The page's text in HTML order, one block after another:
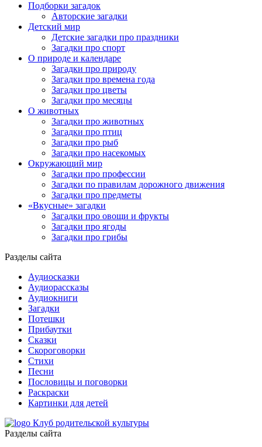
Подборки загадок
Авторские загадки
Детский мир
Детские загадки про праздники
Загадки про спорт
О природе и календаре
Загадки про природу
Загадки про времена года
Загадки про цветы
Загадки про месяцы
О животных
Загадки про животных
Загадки про птиц
Загадки про рыб
Загадки про насекомых
Окружающий мир
Загадки про профессии
Загадки по правилам дорожного движения
Загадки про предметы
«Вкусные» загадки
Загадки про овощи и фрукты
Загадки про ягоды
Загадки про грибы
Разделы сайта
Аудиосказки
Аудиорассказы
Аудиокниги
Загадки
Потешки
Прибаутки
Сказки
Скороговорки
Стихи
Песни
Пословицы и поговорки
Раскраски
Картинки для детей
Клуб родительской культуры
Разделы сайта